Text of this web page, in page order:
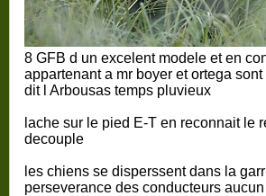
8 GFB d un excelent modele et en
appartenant a mr boyer et ortega
dit l Arbousas temps pluvieux
lache sur le pied E-T en reconnait le
decouple
les chiens se disperssent dans la
perseverance des conducteurs aucun